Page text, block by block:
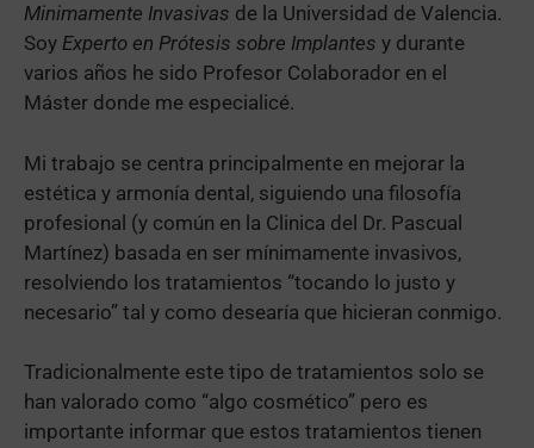
Minimamente Invasivas de la Universidad de Valencia.
Soy Experto en Prótesis sobre Implantes y durante
varios años he sido Profesor Colaborador en el
Máster donde me especialicé.
Mi trabajo se centra principalmente en mejorar la
estética y armonía dental, siguiendo una filosofía
profesional (y común en la Clinica del Dr. Pascual
Martínez) basada en ser mínimamente invasivos,
resolviendo los tratamientos “tocando lo justo y
necesario” tal y como desearía que hicieran conmigo.
Tradicionalmente este tipo de tratamientos solo se
han valorado como “algo cosmético” pero es
importante informar que estos tratamientos tienen